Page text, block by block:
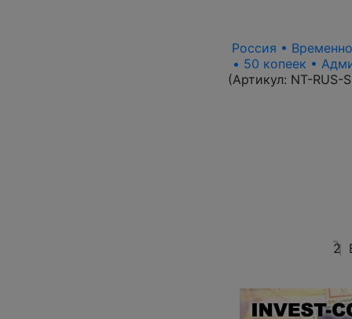
Россия •
• 50 копеек •
(Артикул: NT-RUS-
2